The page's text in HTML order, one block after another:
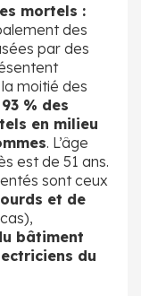
mortels :
des
par des
moitié des
93 % des
en milieu
. L’âge
est de 51 ans.
sont ceux
et de
bâtiment
du